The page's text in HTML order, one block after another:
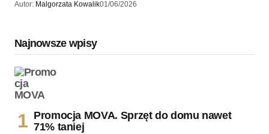
Autor: Malgorzata Kowalik01/06/2026
Najnowsze wpisy
Promocja MOVA. Sprzęt do domu nawet
71% taniej